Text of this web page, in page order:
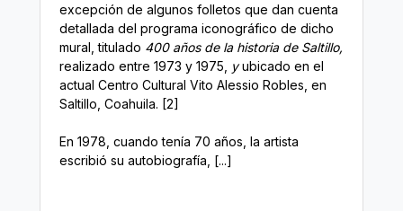
excepción de algunos folletos que dan cuenta
detallada del programa iconográfico de dicho
mural, titulado 400 años de la historia de Saltillo,
realizado entre 1973 y 1975, yubicado en el
actual Centro Cultural Vito Alessio Robles, en
Saltillo, Coahuila. [2]
En 1978, cuando tenía 70 años, la artista
escribió su autobiografía, [...]